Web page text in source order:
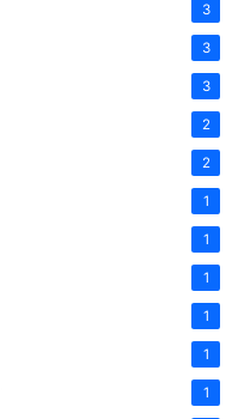
3
3
3
2
2
1
1
1
1
1
1